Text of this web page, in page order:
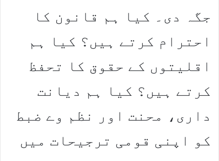
جگہ دی۔ کیا ہم قانون کا
احترام کرتے ہیں؟ کیا ہم
اقلیتوں کے حقوق کا تحفظ
کرتے ہیں؟ کیا ہم دیانت
داری، محنت اور نظم وے ضبط
کو اپنی قومی ترجیحات میں